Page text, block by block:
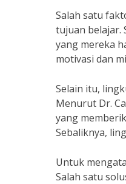
Salah satu
tujuan belajar.
yang mereka
motivasi dan
Selain itu,
Menurut Dr.
yang
Sebaliknya,
Untuk
Salah satu